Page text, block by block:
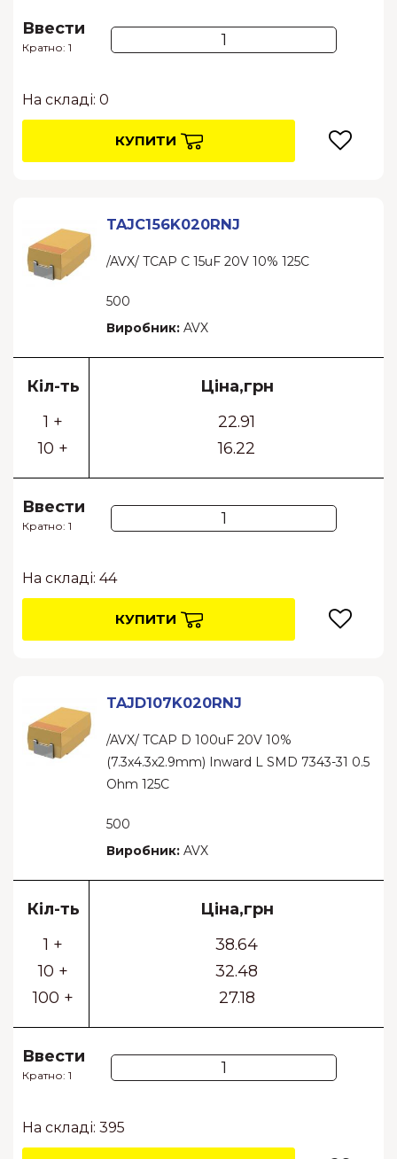
Ввести
Кратно: 1
На складі: 0
КУПИТИ
TAJC156K020RNJ
/AVX/ TCAP C 15uF 20V 10% 125C
500
Виробник: AVX
Кіл-ть
1 +
10 +
Ціна,грн
22.91
16.22
Ввести
Кратно: 1
На складі: 44
КУПИТИ
TAJD107K020RNJ
/AVX/ TCAP D 100uF 20V 10%
(7.3x4.3x2.9mm) Inward L SMD 7343-31 0.5
Ohm 125C
500
Виробник: AVX
Кіл-ть
1 +
10 +
100 +
Ціна,грн
38.64
32.48
27.18
Ввести
Кратно: 1
На складі: 395